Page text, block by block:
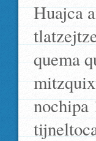
Huajca
quema
nochipa